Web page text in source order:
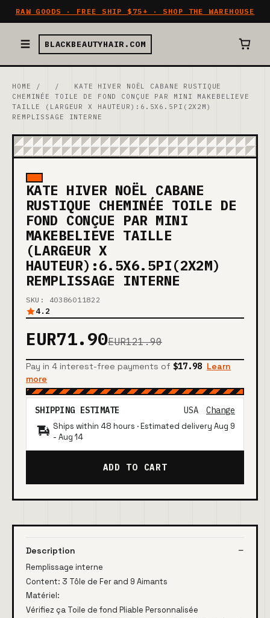
RAW GOODS · FREE SHIP $75+ · SHOP THE WAREHOUSE
BLACKBEAUTYHAIR.COM
HOME / /
KATE HIVER NOËL CABANE RUSTIQUE
CHEMINÉE TOILE DE FOND CONÇUE PAR MINI MAKEBELIEVE
TAILLE (LARGEUR X HAUTEUR):6.5X6.5PI(2X2M)
REMPLISSAGE INTERNE
KATE HIVER NOËL CABANE
RUSTIQUE CHEMINÉE TOILE DE
FOND CONÇUE PAR MINI
MAKEBELIEVE TAILLE
(LARGEUR X
HAUTEUR):6.5X6.5PI(2X2M)
REMPLISSAGE INTERNE
SKU: 40386011822
4.2
EUR71.90EUR121.90
Pay in 4 interest-free payments of $17.98 Learn
more
SHIPPING ESTIMATE USA Change
Ships within 48 hours · Estimated delivery Aug 9
- Aug 14
ADD TO CART
Description
Remplissage interne
Content: 3 Tôle de Fer and 9 Aimants
Matériel:
Vérifiez ça Toile de fond Pliable Personnalisée